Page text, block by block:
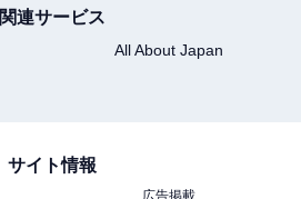
関連サービス
All About Japan
サイト情報